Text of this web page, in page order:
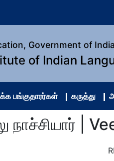
Government of India
of Indian
பங்குதாரர்கள் கருத்து
|